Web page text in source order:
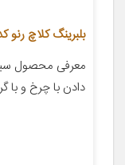
بلبرینگ کلاچ رنو کد 306209222 مناسب برای
معرفی محصول
دادن با چرخ و با